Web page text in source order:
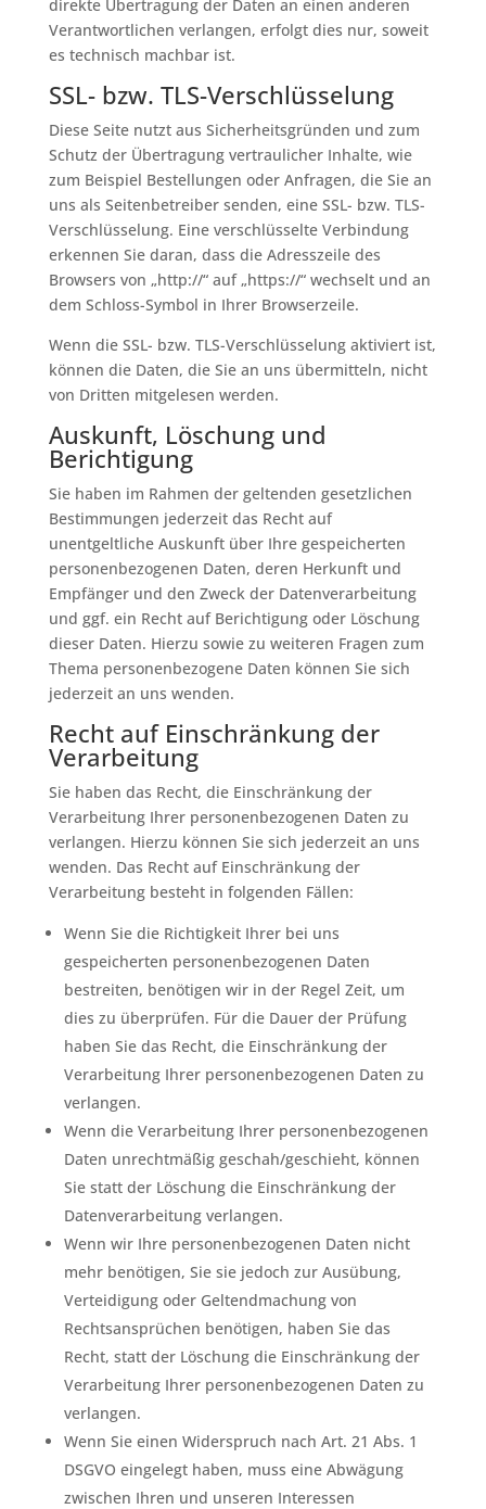
direkte Übertragung der Daten an einen anderen
Verantwortlichen verlangen, erfolgt dies nur, soweit
es technisch machbar ist.
SSL- bzw. TLS-Verschlüsselung
Diese Seite nutzt aus Sicherheitsgründen und zum
Schutz der Übertragung vertraulicher Inhalte, wie
zum Beispiel Bestellungen oder Anfragen, die Sie an
uns als Seitenbetreiber senden, eine SSL- bzw. TLS-
Verschlüsselung. Eine verschlüsselte Verbindung
erkennen Sie daran, dass die Adresszeile des
Browsers von „http://“ auf „https://“ wechselt und an
dem Schloss-Symbol in Ihrer Browserzeile.
Wenn die SSL- bzw. TLS-Verschlüsselung aktiviert ist,
können die Daten, die Sie an uns übermitteln, nicht
von Dritten mitgelesen werden.
Auskunft, Löschung und
Berichtigung
Sie haben im Rahmen der geltenden gesetzlichen
Bestimmungen jederzeit das Recht auf
unentgeltliche Auskunft über Ihre gespeicherten
personenbezogenen Daten, deren Herkunft und
Empfänger und den Zweck der Datenverarbeitung
und ggf. ein Recht auf Berichtigung oder Löschung
dieser Daten. Hierzu sowie zu weiteren Fragen zum
Thema personenbezogene Daten können Sie sich
jederzeit an uns wenden.
Recht auf Einschränkung der
Verarbeitung
Sie haben das Recht, die Einschränkung der
Verarbeitung Ihrer personenbezogenen Daten zu
verlangen. Hierzu können Sie sich jederzeit an uns
wenden. Das Recht auf Einschränkung der
Verarbeitung besteht in folgenden Fällen:
Wenn Sie die Richtigkeit Ihrer bei uns
gespeicherten personenbezogenen Daten
bestreiten, benötigen wir in der Regel Zeit, um
dies zu überprüfen. Für die Dauer der Prüfung
haben Sie das Recht, die Einschränkung der
Verarbeitung Ihrer personenbezogenen Daten zu
verlangen.
Wenn die Verarbeitung Ihrer personenbezogenen
Daten unrechtmäßig geschah/geschieht, können
Sie statt der Löschung die Einschränkung der
Datenverarbeitung verlangen.
Wenn wir Ihre personenbezogenen Daten nicht
mehr benötigen, Sie sie jedoch zur Ausübung,
Verteidigung oder Geltendmachung von
Rechtsansprüchen benötigen, haben Sie das
Recht, statt der Löschung die Einschränkung der
Verarbeitung Ihrer personenbezogenen Daten zu
verlangen.
Wenn Sie einen Widerspruch nach Art. 21 Abs. 1
DSGVO eingelegt haben, muss eine Abwägung
zwischen Ihren und unseren Interessen